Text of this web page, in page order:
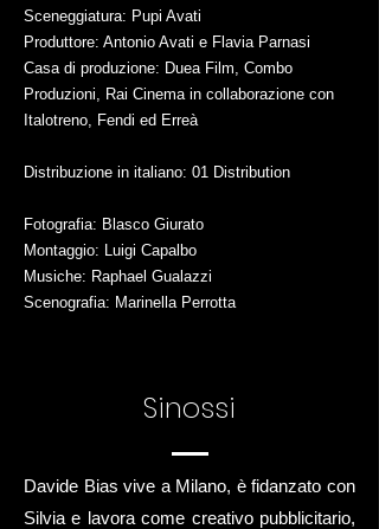
Sceneggiatura: Pupi Avati
Produttore: Antonio Avati e Flavia Parnasi
Casa di produzione: Duea Film, Combo
Produzioni, Rai Cinema in collaborazione con
Italotreno, Fendi ed Erreà
Distribuzione in italiano: 01 Distribution
Fotografia: Blasco Giurato
Montaggio: Luigi Capalbo
Musiche: Raphael Gualazzi
Scenografia: Marinella Perrotta
Sinossi
Davide Bias vive a Milano, è fidanzato con
Silvia e lavora come creativo pubblicitario,